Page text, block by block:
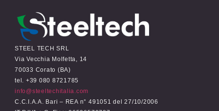
STEEL TECH SRL
Via Vecchia Molfetta, 14
70033 Corato (BA)
tel. +39 080 8721785
info@steeltechitalia.com
C.C.I.A.A. Bari – REA n° 491051 del 27/10/2006